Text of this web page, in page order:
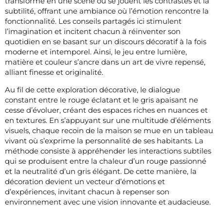
subtilité, offrant une ambiance où l’émotion rencontre la
fonctionnalité. Les conseils partagés ici stimulent
l’imagination et incitent chacun à réinventer son
quotidien en se basant sur un discours décoratif à la fois
moderne et intemporel. Ainsi, le jeu entre lumière,
matière et couleur s’ancre dans un art de vivre repensé,
alliant finesse et originalité.
Au fil de cette exploration décorative, le dialogue
constant entre le rouge éclatant et le gris apaisant ne
cesse d’évoluer, créant des espaces riches en nuances et
en textures. En s’appuyant sur une multitude d’éléments
visuels, chaque recoin de la maison se mue en un tableau
vivant où s’exprime la personnalité de ses habitants. La
méthode consiste à appréhender les interactions subtiles
qui se produisent entre la chaleur d’un rouge passionné
et la neutralité d’un gris élégant. De cette manière, la
décoration devient un vecteur d’émotions et
d’expériences, invitant chacun à repenser son
environnement avec une vision innovante et audacieuse.